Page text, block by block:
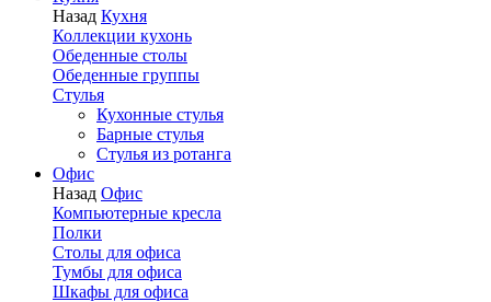
Назад Кухня
Коллекции кухонь
Обеденные столы
Обеденные группы
Стулья
Кухонные стулья
Барные стулья
Стулья из ротанга
Офис
Назад Офис
Компьютерные кресла
Полки
Столы для офиса
Тумбы для офиса
Шкафы для офиса